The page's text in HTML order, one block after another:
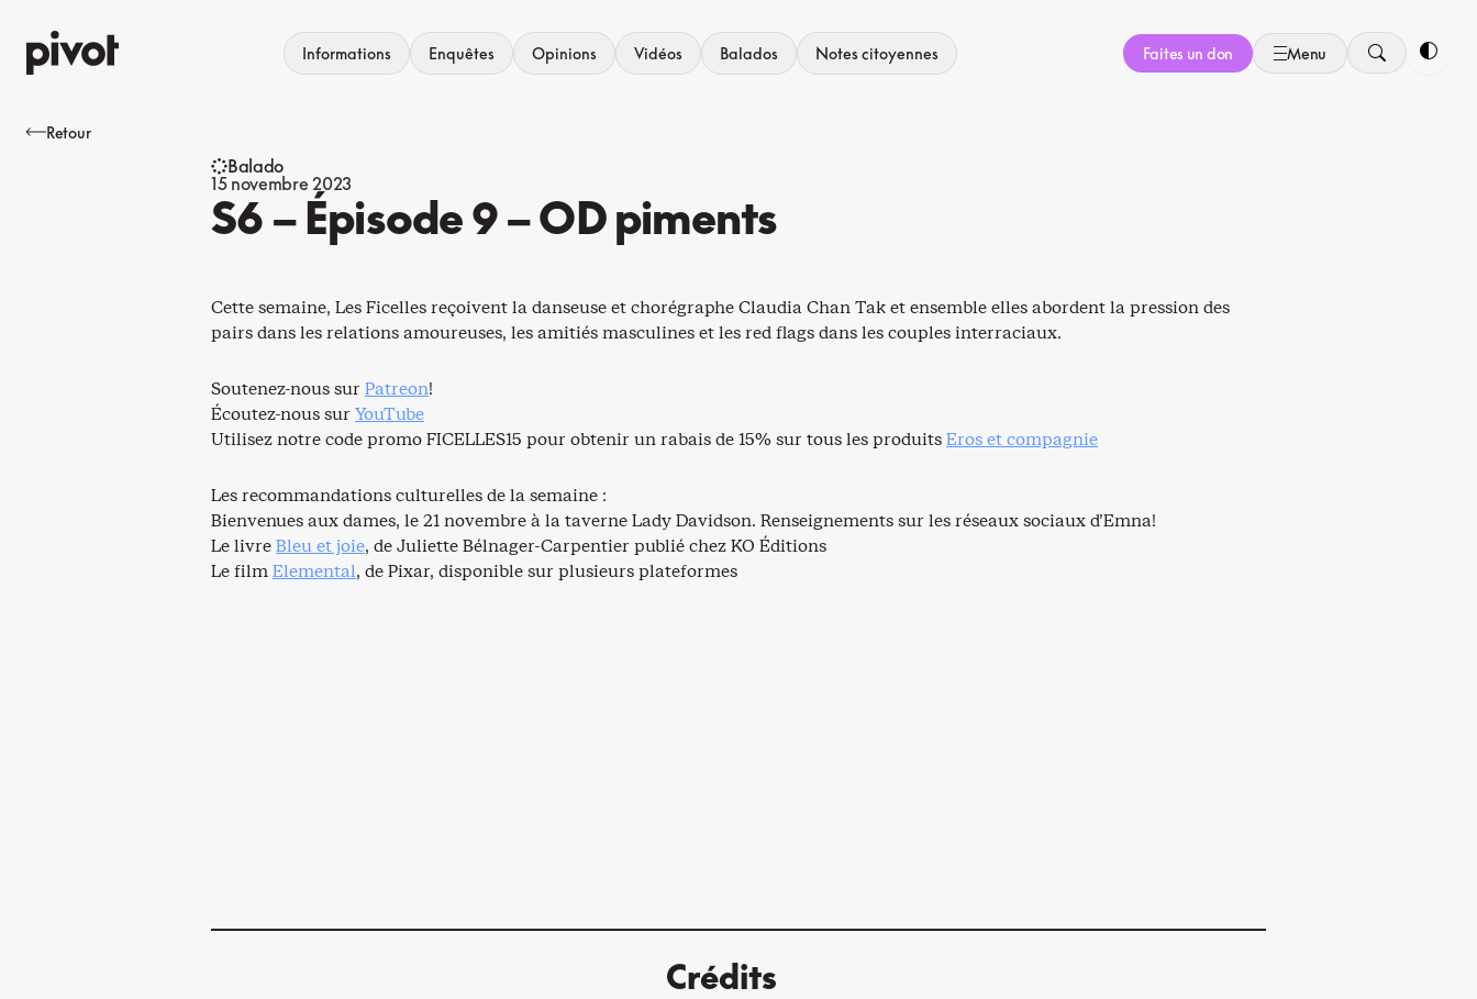
au
contenu
Informations Enquêtes Opinions Vidéos Balados Notes citoyennes Faites un don Menu
Retour
Balado
15 novembre 2023
S6 – Épisode 9 – OD piments
Cette semaine, Les Ficelles reçoivent la danseuse et chorégraphe Claudia Chan Tak et ensemble elles abordent la pression des
pairs dans les relations amoureuses, les amitiés masculines et les red flags dans les couples interraciaux.
Soutenez-nous sur Patreon!
Écoutez-nous sur YouTube
Utilisez notre code promo FICELLES15 pour obtenir un rabais de 15% sur tous les produitsEros et compagnie
Les recommandations culturelles de la semaine :
Bienvenues aux dames, le 21 novembre à la taverne Lady Davidson. Renseignements sur les réseaux sociaux d’Emna!
Le livreBleu et joie, de Juliette Bélnager-Carpentier publié chez KO Éditions
Le filmElemental, de Pixar, disponible sur plusieurs plateformes
Crédits